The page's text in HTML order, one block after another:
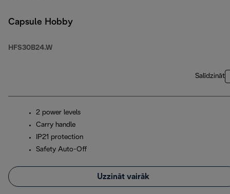
Capsule Hobby
HFS30B24.W
Salīdzināt
2 power levels
Carry handle
IP21 protection
Safety Auto-Off
Uzzināt vairāk